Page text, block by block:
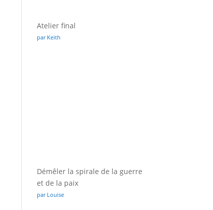
Atelier final
par Keith
Démêler la spirale de la guerre
et de la paix
par Louise